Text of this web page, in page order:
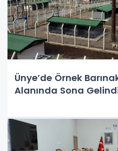
Ünye’de Örnek
Alanında Sona